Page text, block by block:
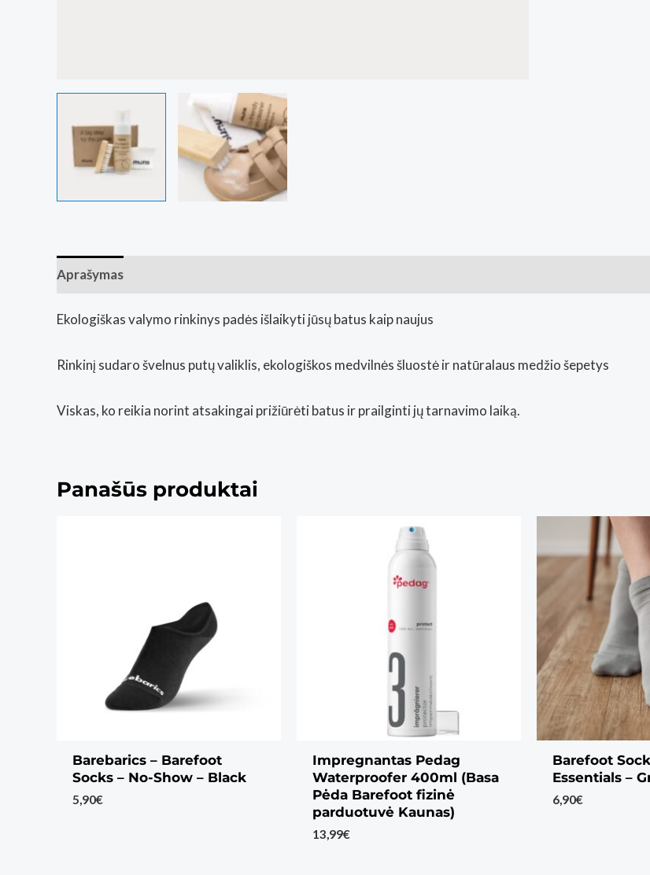
Aprašymas
Ekologiškas valymo rinkinys padės išlaikyti jūsų batus kaip naujus
Rinkinį sudaro švelnus putų valiklis, ekologiškos medvilnės šluostė ir natūralaus medžio šepetys
Viskas, ko reikia norint atsakingai prižiūrėti batus ir prailginti jų tarnavimo laiką.
Panašūs produktai
Barebarics – Barefoot
Socks – No-Show – Black
5,90€
Impregnantas Pedag
Waterproofer 400ml (Basa
Pėda Barefoot fizinė
parduotuvė Kaunas)
13,99€
Barefoot
Essentials –
6,90€